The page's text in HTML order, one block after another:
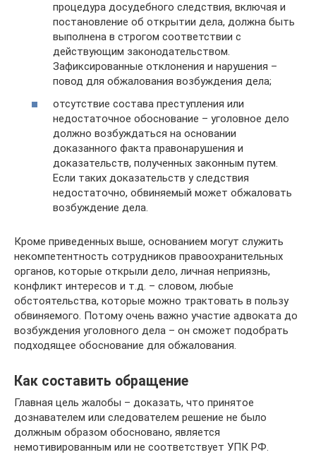
процедура досудебного следствия, включая и
постановление об открытии дела, должна быть
выполнена в строгом соответствии с
действующим законодательством.
Зафиксированные отклонения и нарушения –
повод для обжалования возбуждения дела;
отсутствие состава преступления или
недостаточное обоснование – уголовное дело
должно возбуждаться на основании
доказанного факта правонарушения и
доказательств, полученных законным путем.
Если таких доказательств у следствия
недостаточно, обвиняемый может обжаловать
возбуждение дела.
Кроме приведенных выше, основанием могут служить
некомпетентность сотрудников правоохранительных
органов, которые открыли дело, личная неприязнь,
конфликт интересов и т.д. – словом, любые
обстоятельства, которые можно трактовать в пользу
обвиняемого. Потому очень важно участие адвоката до
возбуждения уголовного дела – он сможет подобрать
подходящее обоснование для обжалования.
Как составить обращение
Главная цель жалобы – доказать, что принятое
дознавателем или следователем решение не было
должным образом обосновано, является
немотивированным или не соответствует УПК РФ.